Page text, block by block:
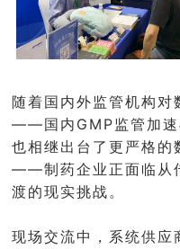
随着国内外监管机构对
——国内GMP监管加速
也相继出台了更严格的
——制药企业正面临从
渡的现实挑战。
现场交流中，系统供应